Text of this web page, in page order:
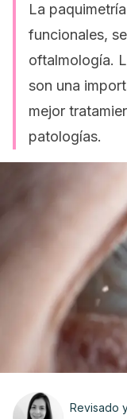
La
funcionales,
oftalmología.
son una
mejor
patologías.
Revisado